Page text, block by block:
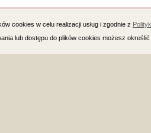
cookies w celu realizacji usług i zgodnie z
lub dostępu do plików cookies możesz